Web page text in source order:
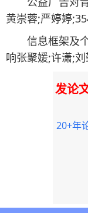
黄崇蓉;严婷婷
信息框架及个
响张聚媛;许潇;
发论
20+年